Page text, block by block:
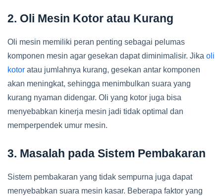
2. Oli Mesin Kotor atau Kurang
Oli mesin memiliki peran penting sebagai pelumas
komponen mesin agar gesekan dapat diminimalisir. Jika oli
kotor atau jumlahnya kurang, gesekan antar komponen
akan meningkat, sehingga menimbulkan suara yang
kurang nyaman didengar. Oli yang kotor juga bisa
menyebabkan kinerja mesin jadi tidak optimal dan
memperpendek umur mesin.
3. Masalah pada Sistem Pembakaran
Sistem pembakaran yang tidak sempurna juga dapat
menyebabkan suara mesin kasar. Beberapa faktor yang